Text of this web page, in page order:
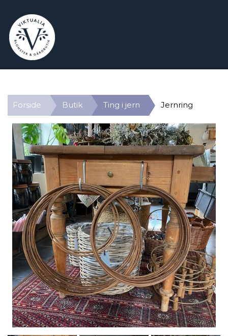
Forside Butik Ting i jern Jernring